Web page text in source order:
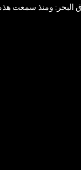
ومنذ سمعت